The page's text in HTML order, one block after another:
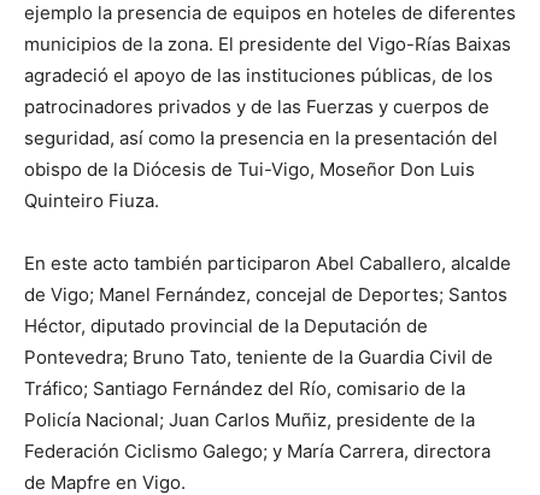
ejemplo la presencia de equipos en hoteles de diferentes
municipios de la zona. El presidente del Vigo-Rías Baixas
agradeció el apoyo de las instituciones públicas, de los
patrocinadores privados y de las Fuerzas y cuerpos de
seguridad, así como la presencia en la presentación del
obispo de la Diócesis de Tui-Vigo, Moseñor Don Luis
Quinteiro Fiuza.
En este acto también participaron Abel Caballero, alcalde
de Vigo; Manel Fernández, concejal de Deportes; Santos
Héctor, diputado provincial de la Deputación de
Pontevedra; Bruno Tato, teniente de la Guardia Civil de
Tráfico; Santiago Fernández del Río, comisario de la
Policía Nacional; Juan Carlos Muñiz, presidente de la
Federación Ciclismo Galego; y María Carrera, directora
de Mapfre en Vigo.